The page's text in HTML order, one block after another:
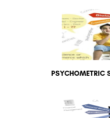
PSYCHOMETRIC